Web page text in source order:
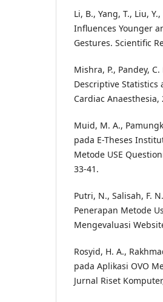
Li, B., Yang, T., Liu,
Influences Younger
Gestures. Scientific
Mishra, P., Pandey,
Descriptive Statistics
Cardiac Anaesthesia,
Muid, M. A.,
pada E-Theses
Metode USE
33-41.
Putri, N., Salisah, F.
Penerapan Metode
Mengevaluasi
Rosyid, H. A.,
pada Aplikasi OVO
Jurnal Riset